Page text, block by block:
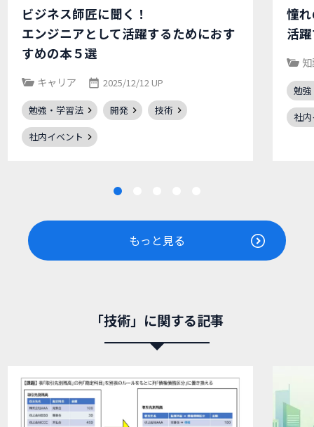
ビジネス師匠に聞く！
エンジニアとして活躍するためにおす
すめの本５選
キャリア 2025/12/12 UP
勉強・学習法 開発
技術
社内イベント
憧
活
勉
社
もっと見る
「技術」に関する記事